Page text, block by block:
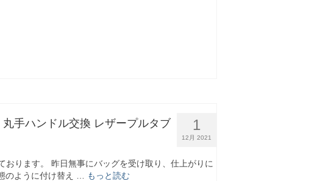
1
12月 2021
手ハンドル交換 レザープルタブ
ります。 昨日無事にバッグを受け取り、仕上がりに
のように付け替え …
もっと読む